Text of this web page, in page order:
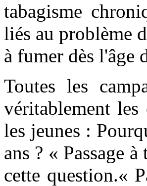
tabagisme
liés au problème
à fumer dès l'âge
Toutes les
véritablement les
les jeunes :
ans ? « Passage
cette question.«